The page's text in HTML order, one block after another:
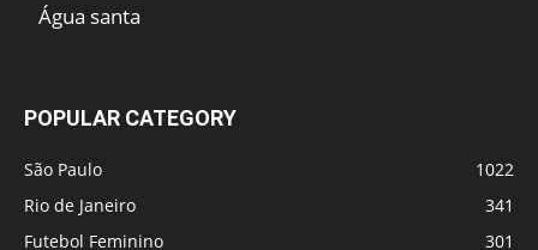
Água santa
POPULAR CATEGORY
São Paulo
1022
Rio de Janeiro
341
Futebol Feminino
301